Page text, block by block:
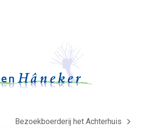
Bezoekboerderij het Achterhuis